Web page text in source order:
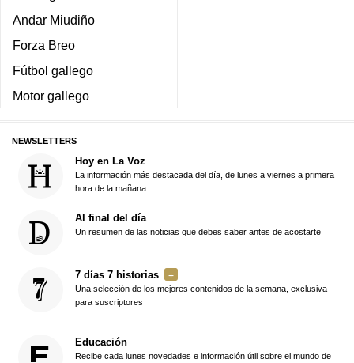
Andar Miudiño
Forza Breo
Fútbol gallego
Motor gallego
NEWSLETTERS
Hoy en La Voz
La información más destacada del día, de lunes a viernes a primera
hora de la mañana
Al final del día
Un resumen de las noticias que debes saber antes de acostarte
7 días 7 historias
Una selección de los mejores contenidos de la semana, exclusiva
para suscriptores
Educación
Recibe cada lunes novedades e información útil sobre el mundo de